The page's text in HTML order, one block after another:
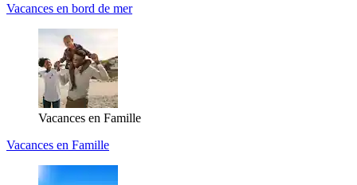
Vacances en bord de mer
Vacances en Famille
Vacances en Famille